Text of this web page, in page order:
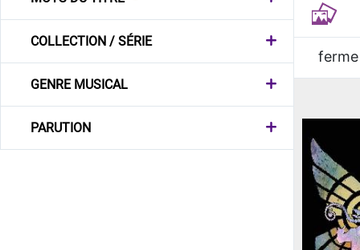
COLLECTION / SÉRIE
GENRE MUSICAL
PARUTION
ferme